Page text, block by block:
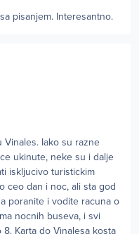
pisanjem. Interesantno.
Vinales. Iako su razne
ukinute, neke su i dalje
iskljucivo turistickim
ceo dan i noc, ali sta god
poranite i vodite racuna o
nocnih buseva, i svi
Karta do Vinalesa kosta